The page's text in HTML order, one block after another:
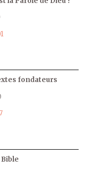
fondateurs
Bible